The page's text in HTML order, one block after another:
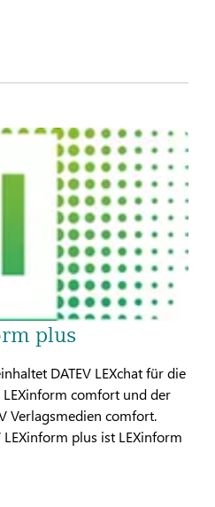
plus
DATEV LEXchat für die
LEXinform comfort und der
Verlagsmedien comfort.
plus ist LEXinform